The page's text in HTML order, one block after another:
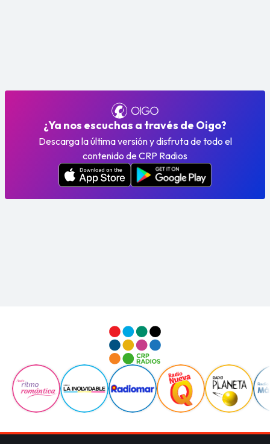
¿Ya nos escuchas a través de Oigo?
Descarga la última versión y disfruta de todo el
contenido de CRP Radios